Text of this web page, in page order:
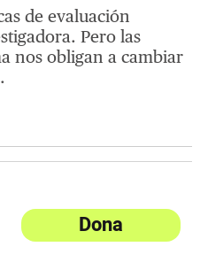
de evaluación
Pero las
nos obligan a cambiar
Dona